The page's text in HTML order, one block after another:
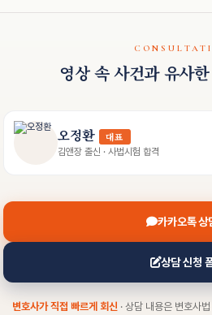
영상 속 사건과 유사
오정환 대표
김앤장 출신 · 사법시험 합격
카카오톡 상
상담 신청
변호사가 직접 빠르게 회신 · 상담 내용은 변호사